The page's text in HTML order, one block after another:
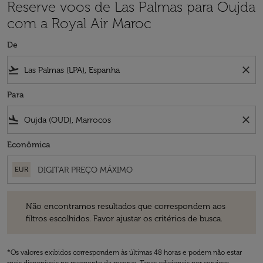
Reserve voos de Las Palmas para Oujda
com a Royal Air Maroc
De
flight_takeoff close
Para
flight_land close
Econômica
EUR
Não encontramos resultados que correspondem aos
filtros escolhidos. Favor ajustar os critérios de busca.
*Os valores exibidos correspondem às últimas 48 horas e podem não estar